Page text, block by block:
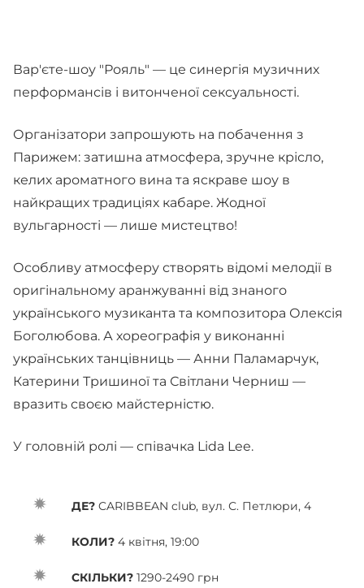
Вар'єте-шоу "Рояль" — це синергія музичних
перформансів і витонченої сексуальності.
Організатори запрошують на побачення з
Парижем: затишна атмосфера, зручне крісло,
келих ароматного вина та яскраве шоу в
найкращих традиціях кабаре. Жодної
вульгарності — лише мистецтво!
Особливу атмосферу створять відомі мелодії в
оригінальному аранжуванні від знаного
українського музиканта та композитора Олексія
Боголюбова. А хореографія у виконанні
українських танцівниць — Анни Паламарчук,
Катерини Тришиної та Світлани Черниш —
вразить своєю майстерністю.
У головній ролі — співачка Lida Lee.
ДЕ? CARIBBEAN club, вул. С. Петлюри, 4
КОЛИ? 4 квітня, 19:00
СКІЛЬКИ? 1290-2490 грн